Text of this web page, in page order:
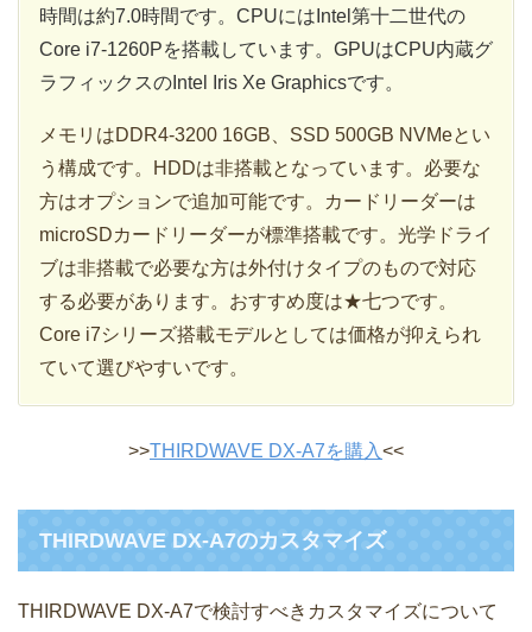
時間は約7.0時間です。CPUにはIntel第十二世代の
Core i7-1260Pを搭載しています。GPUはCPU内蔵グ
ラフィックスのIntel Iris Xe Graphicsです。
メモリはDDR4-3200 16GB、SSD 500GB NVMeとい
う構成です。HDDは非搭載となっています。必要な
方はオプションで追加可能です。カードリーダーは
microSDカードリーダーが標準搭載です。光学ドライ
ブは非搭載で必要な方は外付けタイプのもので対応
する必要があります。おすすめ度は★七つです。
Core i7シリーズ搭載モデルとしては価格が抑えられ
ていて選びやすいです。
>>THIRDWAVE DX-A7を購入<<
THIRDWAVE DX-A7のカスタマイズ
THIRDWAVE DX-A7で検討すべきカスタマイズについて